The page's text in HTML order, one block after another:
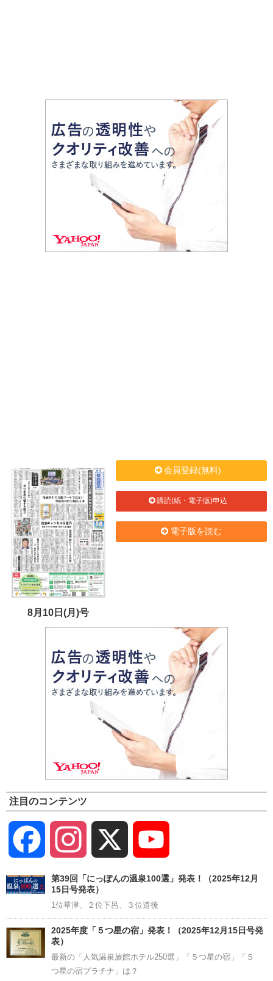
8月10日(月)号
会員登録(無料)
購読(紙・電子版)申込
電子版を読む
注目のコンテンツ
Facebook Instagram
Channel
第39回「にっぽんの温泉100選」発表！（2025年12月
15日号発表）
1位草津、２位下呂、３位道後
2025年度「５つ星の宿」発表！（2025年12月15日号発
表）
最新の「人気温泉旅館ホテル250選」「５つ星の宿」「５
つ星の宿プラチナ」は？